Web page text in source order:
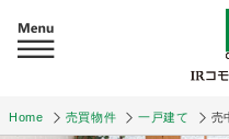
Home 売買物件 一戸建て 売